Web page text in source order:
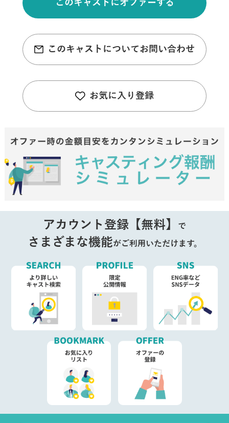
このキャストにオファーする
このキャストについてお問い合わせ
お気に入り登録
アカウント登録【無料】 で
さまざまな機能がご利用いただけます。